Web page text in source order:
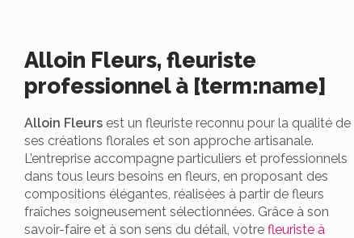
Alloin Fleurs, fleuriste
professionnel à [term:name]
Alloin Fleurs est un fleuriste reconnu pour la qualité de
ses créations florales et son approche artisanale.
L’entreprise accompagne particuliers et professionnels
dans tous leurs besoins en fleurs, en proposant des
compositions élégantes, réalisées à partir de fleurs
fraîches soigneusement sélectionnées. Grâce à son
savoir-faire et à son sens du détail, votre fleuriste à